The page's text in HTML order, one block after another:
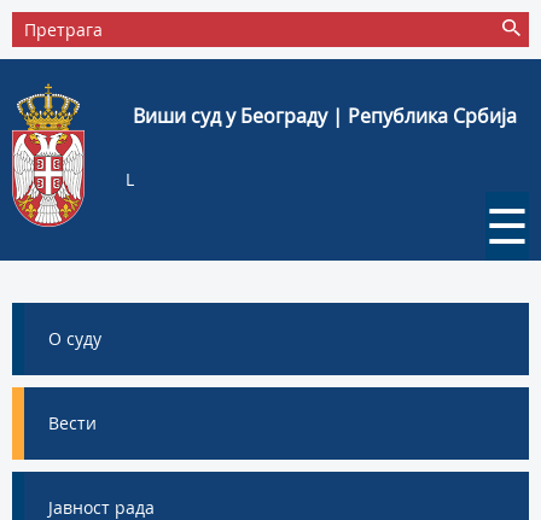
Виши суд у Београду | Република Србија
L
☰
О суду
Вести
Јавност рада